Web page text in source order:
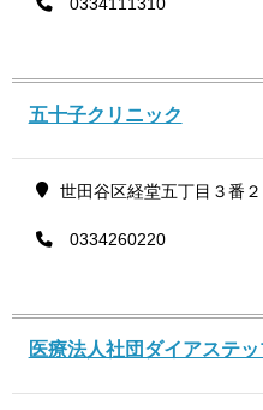
0334111310
五十子クリニック
世田谷区経堂五丁目３番
0334260220
医療法人社団ダイアステ